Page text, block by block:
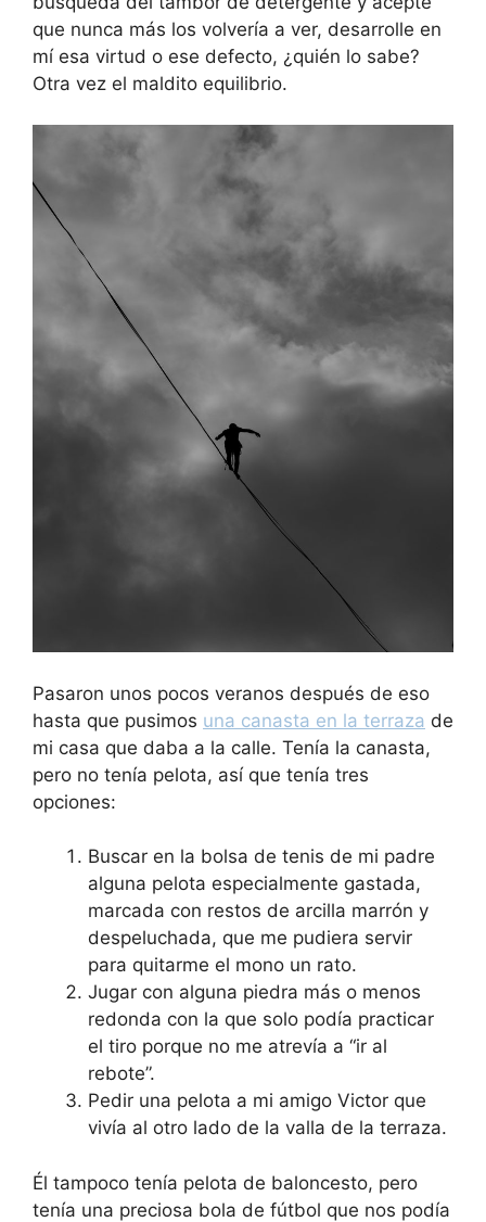
que nunca más los volvería a ver, desarrolle en
mí esa virtud o ese defecto, ¿quién lo sabe?
Otra vez el maldito equilibrio.
Pasaron unos pocos veranos después de eso
hasta que pusimos una canasta en la terraza de
mi casa que daba a la calle. Tenía la canasta,
pero no tenía pelota, así que tenía tres
opciones:
Buscar en la bolsa de tenis de mi padre
alguna pelota especialmente gastada,
marcada con restos de arcilla marrón y
despeluchada, que me pudiera servir
para quitarme el mono un rato.
Jugar con alguna piedra más o menos
redonda con la que solo podía practicar
el tiro porque no me atrevía a “ir al
rebote”.
Pedir una pelota a mi amigo Victor que
vivía al otro lado de la valla de la terraza.
Él tampoco tenía pelota de baloncesto, pero
tenía una preciosa bola de fútbol que nos podía